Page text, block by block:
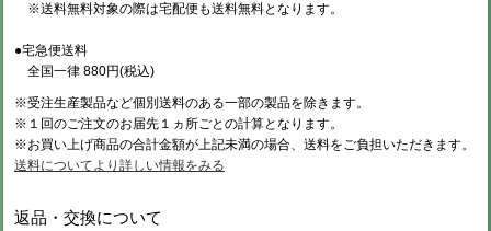
※送料無料対象の際は宅配便も送料無料となります。
●宅急便送料
全国一律 880円(税込)
※受注生産製品など個別送料のある一部の製品を除きます。
※１回のご注文のお届先１ヵ所ごとの計算となります。
※お買い上げ商品の合計金額が上記未満の場合、送料をご負担いただきます。
送料についてより詳しい情報をみる
返品・交換について